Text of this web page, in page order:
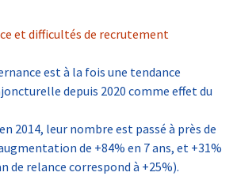
et difficultés de recrutement
est à la fois une tendance
depuis 2020 comme effet du
2014, leur nombre est passé à près de
de +84% en 7 ans, et +31%
de relance correspond à +25%).